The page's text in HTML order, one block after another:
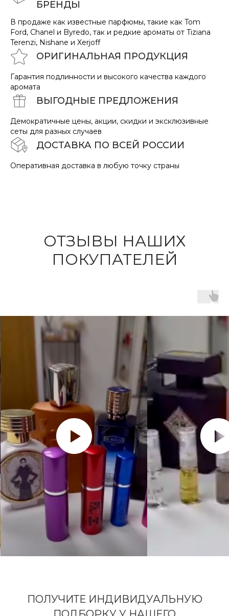
БРЕНДЫ
В продаже как известные парфюмы, такие как Tom
Ford, Chanel и Byredo, так и редкие ароматы от Tiziana
Terenzi, Nishane и Xerjoff
ОРИГИНАЛЬНАЯ ПРОДУКЦИЯ
Гарантия подлинности и высокого качества каждого
аромата
ВЫГОДНЫЕ ПРЕДЛОЖЕНИЯ
Демократичные цены, акции, скидки и эксклюзивные
сеты для разных случаев
ДОСТАВКА ПО ВСЕЙ РОССИИ
Оперативная доставка в любую точку страны
ОТЗЫВЫ НАШИХ
ПОКУПАТЕЛЕЙ
ПОЛУЧИТЕ ИНДИВИДУАЛЬНУЮ